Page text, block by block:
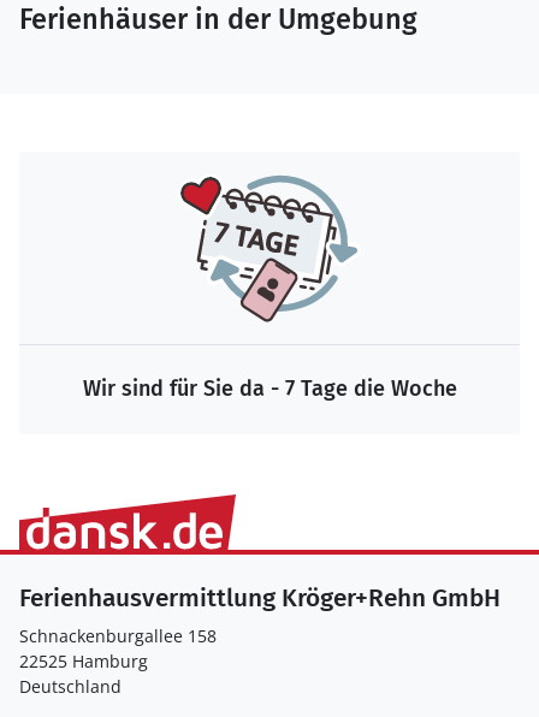
Ferienhäuser in der Umgebung
Wir sind für Sie da - 7 Tage die Woche
Ferienhausvermittlung Kröger+Rehn GmbH
Schnackenburgallee 158
22525 Hamburg
Deutschland